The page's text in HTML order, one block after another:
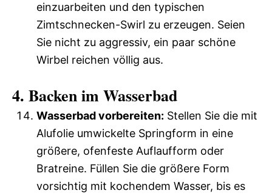
einzuarbeiten und den typischen
Zimtschnecken-Swirl zu erzeugen. Seien
Sie nicht zu aggressiv, ein paar schöne
Wirbel reichen völlig aus.
4. Backen im Wasserbad
Wasserbad vorbereiten: Stellen Sie die mit
Alufolie umwickelte Springform in eine
größere, ofenfeste Auflaufform oder
Bratreine. Füllen Sie die größere Form
vorsichtig mit kochendem Wasser, bis es